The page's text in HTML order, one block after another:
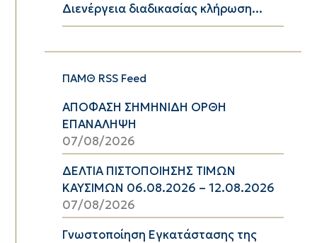
Διενέργεια διαδικασίας κλήρωση...
ΠΑΜΘ RSS Feed
ΑΠΟΦΑΣΗ ΣΗΜΗΝΙΔΗ ΟΡΘΗ
ΕΠΑΝΑΛΗΨΗ
07/08/2026
ΔΕΛΤΙΑ ΠΙΣΤΟΠΟΙΗΣΗΣ ΤΙΜΩΝ
ΚΑΥΣΙΜΩΝ 06.08.2026 – 12.08.2026
07/08/2026
Γνωστοποίηση Εγκατάστασης της